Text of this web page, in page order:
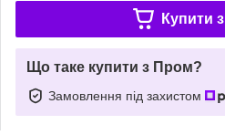
Купити з
Що таке купити з Пром?
Замовлення під захистом